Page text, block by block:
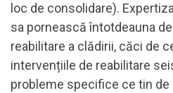
loc de consolidare).
sa pornească întotdeauna
reabilitare a clădirii, căci de
intervențiile de reabilitare
probleme specifice ce tin